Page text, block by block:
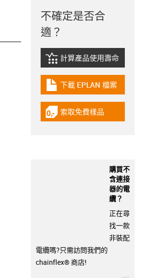
不確定是否合
適？
igus-icon-lebensdauerrechner
計算產品使用壽命
igus-icon-download-plan
下載 EPLAN 檔案
igus-icon-gratismuster
索取免費樣品
購買不
含連接
器的電
纜？
正在尋
找一款
非裝配
電纜嗎?只需訪問我們的
chainflex® 商店!